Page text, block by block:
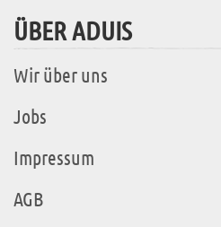
ÜBER ADUIS
Wir über uns
Jobs
Impressum
AGB